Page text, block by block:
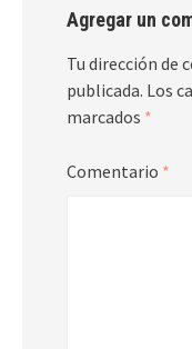
Agregar un
Tu dirección de
publicada. Los
marcados *
Comentario *